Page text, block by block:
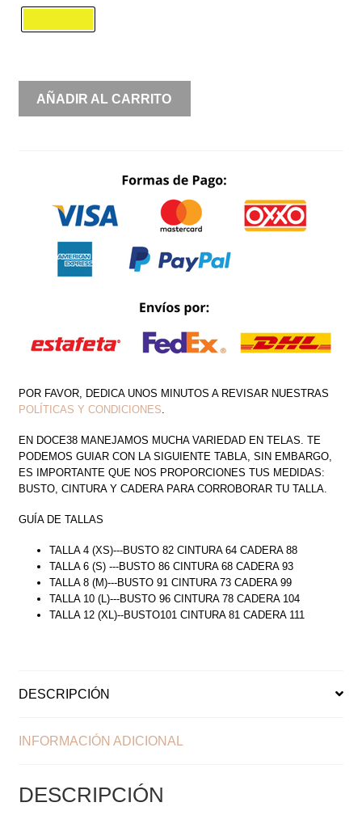
SIRENA
PLISADO
CAIDA
CANTIDAD
AÑADIR AL CARRITO
POR FAVOR, DEDICA UNOS MINUTOS A REVISAR NUESTRAS
POLÍTICAS Y CONDICIONES
EN DOCE38 MANEJAMOS MUCHA VARIEDAD EN TELAS. TE
PODEMOS GUIAR CON LA SIGUIENTE TABLA, SIN EMBARGO,
ES IMPORTANTE QUE NOS PROPORCIONES TUS MEDIDAS:
BUSTO, CINTURA Y CADERA PARA CORROBORAR TU TALLA.
GUÍA DE TALLAS
TALLA 4 (XS)---BUSTO 82 CINTURA 64 CADERA 88
TALLA 6 (S) ---BUSTO 86 CINTURA 68 CADERA 93
TALLA 8 (M)---BUSTO 91 CINTURA 73 CADERA 99
TALLA 10 (L)---BUSTO 96 CINTURA 78 CADERA 104
TALLA 12 (XL)--BUSTO101 CINTURA 81 CADERA 111
DESCRIPCIÓN
INFORMACIÓN ADICIONAL
DESCRIPCIÓN